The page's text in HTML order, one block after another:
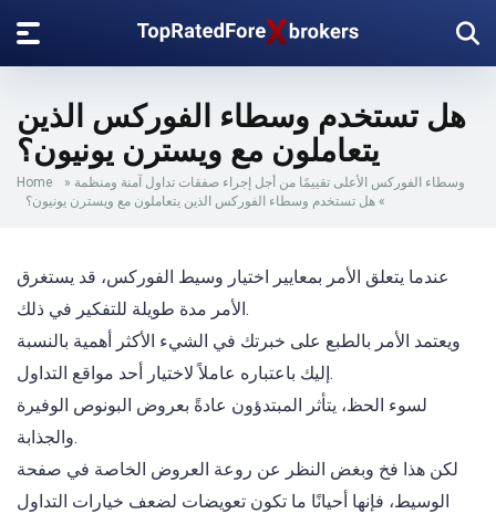
هل تستخدم وسطاء الفوركس الذين
يتعاملون مع ويسترن يونيون؟
Home » وسطاء الفوركس الأعلى تقييمًا من أجل إجراء صفقات تداول آمنة ومنظمة
» هل تستخدم وسطاء الفوركس الذين يتعاملون مع ويسترن يونيون؟
عندما يتعلق الأمر بمعايير اختيار وسيط الفوركس، قد يستغرق
الأمر مدة طويلة للتفكير في ذلك.
ويعتمد الأمر بالطبع على خبرتك في الشيء الأكثر أهمية بالنسبة
إليك باعتباره عاملاً لاختيار أحد مواقع التداول.
لسوء الحظ، يتأثر المبتدؤون عادةً بعروض البونوص الوفيرة
والجذابة.
لكن هذا فخ وبغض النظر عن روعة العروض الخاصة في صفحة
الوسيط، فإنها أحيانًا ما تكون تعويضات لضعف خيارات التداول